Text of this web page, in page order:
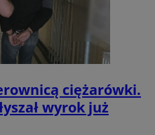
ciężarówki.
wyrok już